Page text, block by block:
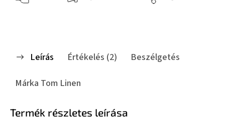
Leírás Értékelés (2)
Beszélgetés
Márka Tom Linen
Termék részletes leírása